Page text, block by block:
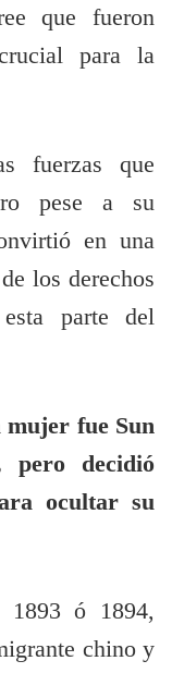
que fueron
para la
fuerzas que
pese a su
en una
los derechos
parte del
mujer fue Sun
pero decidió
ocultar su
ó 1894,
chino y